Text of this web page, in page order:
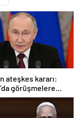
ateşkes kararı:
görüşmelere
öneriyoruz